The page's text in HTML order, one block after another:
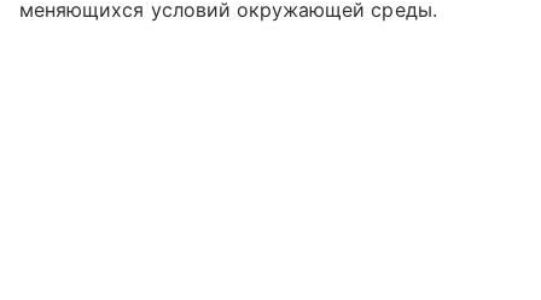
меняющихся условий окружающей среды.